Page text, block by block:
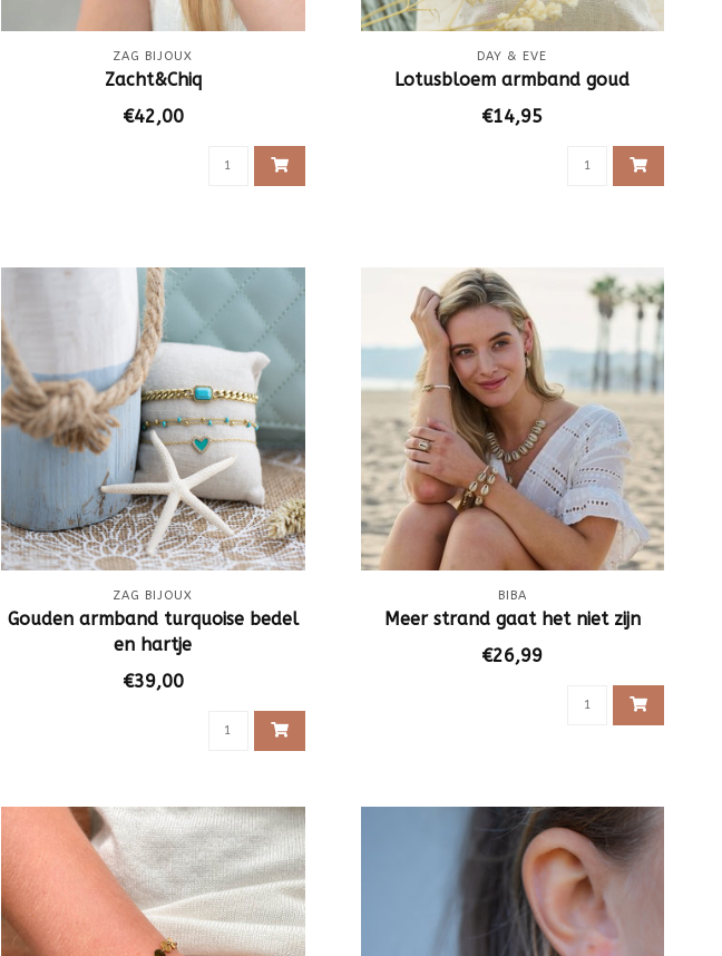
ZAG BIJOUX
Zacht&Chiq
€42,00
DAY & EVE
Lotusbloem armband goud
€14,95
ZAG BIJOUX
Gouden armband turquoise bedel
en hartje
€39,00
BIBA
Meer strand gaat het niet zijn
€26,99